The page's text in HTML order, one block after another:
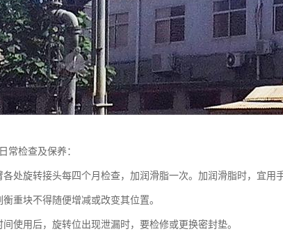
常检查及保养：
各处旋转接头每四个月检查，加润滑脂一次。加润滑脂时，宜用
衡重块不得随便增减或改变其位置。
间使用后，旋转位出现泄漏时，要检修或更换密封垫。